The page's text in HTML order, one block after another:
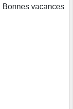
Bonnes vacances